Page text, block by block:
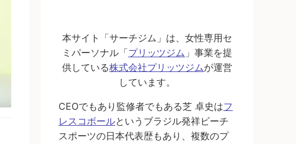
本サイト「サーチジム」は、女性専用セ
ミパーソナル「プリッツジム 」事業を提
供している株式会社プリッツジムが運営
しています。
CEOでもあり監修者でもある芝 卓史はフ
レスコボールというブラジル発祥ビーチ
スポーツの日本代表歴もあり、複数のプ